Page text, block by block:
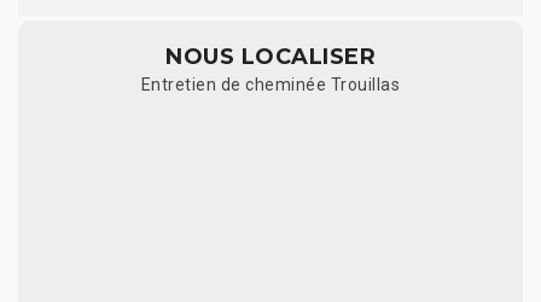
NOUS LOCALISER
Entretien de cheminée Trouillas